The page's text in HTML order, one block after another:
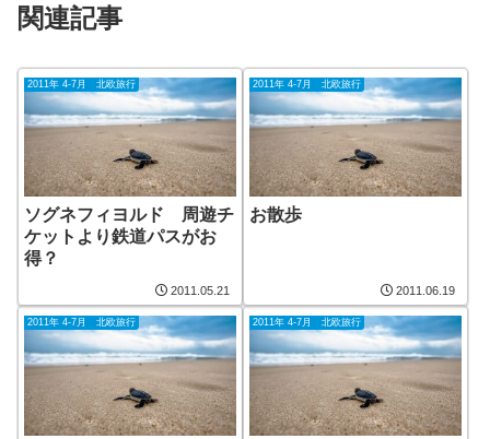
関連記事
2011年 4-7月 北欧旅行
ソグネフィヨルド 周遊チ
ケットより鉄道パスがお
得？
2011.05.21
2011年 4-7月 北欧旅行
お散歩
2011.06.19
2011年 4-7月 北欧旅行 2011年 4-7月 北欧旅行